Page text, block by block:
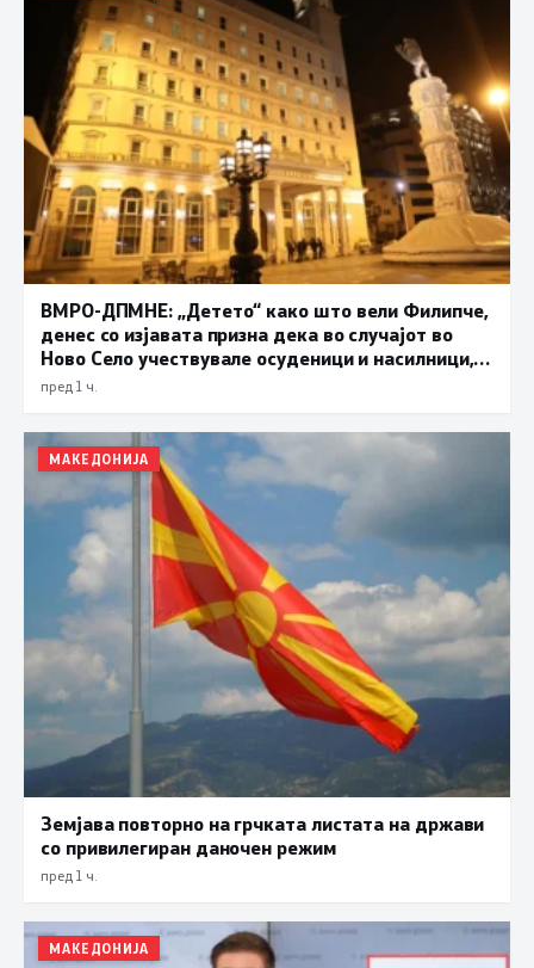
ВМРО-ДПМНЕ: „Детето“ како што вели Филипче,
денес со изјавата призна дека во случајот во
Ново Село учествувале осуденици и насилници,
ова е талогот на Македонија
пред 1 ч.
МАКЕДОНИЈА
Земјава повторно на грчката листата на држави
со привилегиран даночен режим
пред 1 ч.
МАКЕДОНИЈА